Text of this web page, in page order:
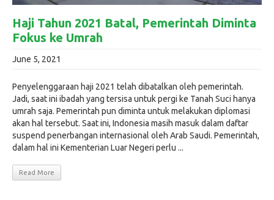
Haji Tahun 2021 Batal, Pemerintah Diminta
Fokus ke Umrah
June 5, 2021
Penyelenggaraan haji 2021 telah dibatalkan oleh pemerintah.
Jadi, saat ini ibadah yang tersisa untuk pergi ke Tanah Suci hanya
umrah saja. Pemerintah pun diminta untuk melakukan diplomasi
akan hal tersebut. Saat ini, Indonesia masih masuk dalam daftar
suspend penerbangan internasional oleh Arab Saudi. Pemerintah,
dalam hal ini Kementerian Luar Negeri perlu ...
Read More